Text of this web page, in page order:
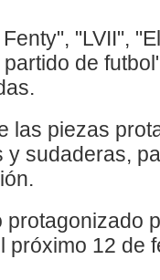
"LVII",
de
las piezas
y sudaderas,
protagonizado
próximo 12 de